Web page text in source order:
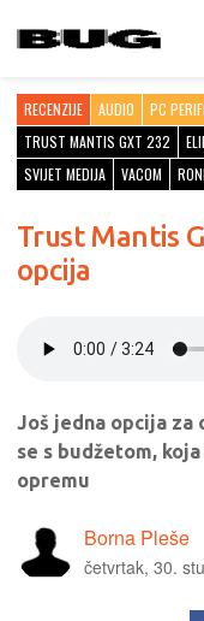
RECENZIJE AUDIO PC
TRUST MANTIS GXT 232
SVIJET MEDIJA
VACOM
Trust Mantis
opcija
Još jedna opcija za
se s budžetom,
opremu
Borna Pleše
četvrtak, 30.